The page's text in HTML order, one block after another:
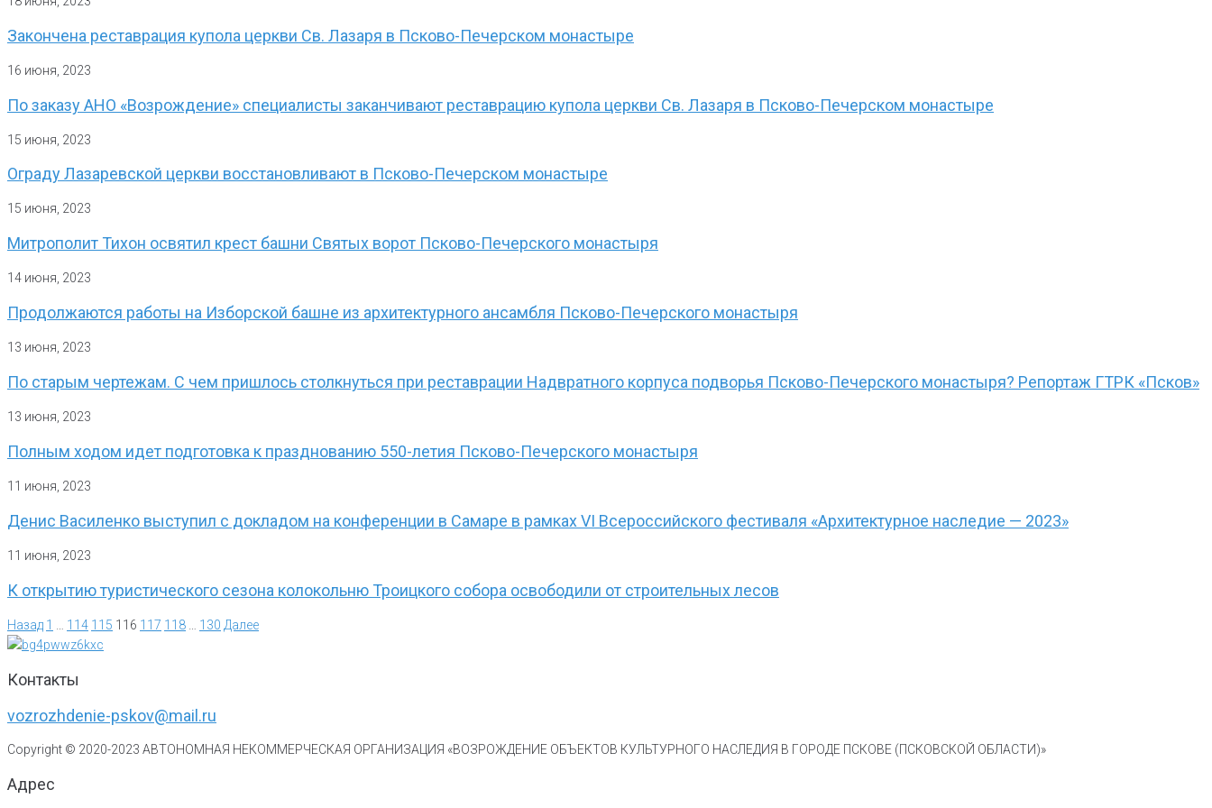
Закончена реставрация купола церкви Св. Лазаря в Псково-Печерском монастыре
16 июня, 2023
По заказу АНО «Возрождение» специалисты заканчивают реставрацию купола церкви Св. Лазаря в Псково-Печерском монастыре
15 июня, 2023
Ограду Лазаревской церкви восстановливают в Псково-Печерском монастыре
15 июня, 2023
Митрополит Тихон освятил крест башни Святых ворот Псково-Печерского монастыря
14 июня, 2023
Продолжаются работы на Изборской башне из архитектурного ансамбля Псково-Печерского монастыря
13 июня, 2023
По старым чертежам. С чем пришлось столкнуться при реставрации Надвратного корпуса подворья Псково-Печерского монастыря? Репортаж ГТРК «Псков»
13 июня, 2023
Полным ходом идет подготовка к празднованию 550-летия Псково-Печерского монастыря
11 июня, 2023
Денис Василенко выступил с докладом на конференции в Самаре в рамках VI Всероссийского фестиваля «Архитектурное наследие — 2023»
11 июня, 2023
К открытию туристического сезона колокольню Троицкого собора освободили от строительных лесов
Назад 1 114 115 116 117 118 130 Далее
Контакты
vozrozhdenie-pskov@mail.ru
Copyright © 2020-2023 АВТОНОМНАЯ НЕКОММЕРЧЕСКАЯ ОРГАНИЗАЦИЯ «ВОЗРОЖДЕНИЕ ОБЪЕКТОВ КУЛЬТУРНОГО НАСЛЕДИЯ В ГОРОДЕ ПСКОВЕ (ПСКОВСКОЙ ОБЛАСТИ)»
Адрес